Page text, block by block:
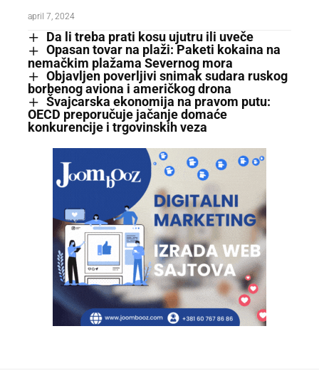
april 7, 2024
Da li treba prati kosu ujutru ili uveče
Opasan tovar na plaži: Paketi kokaina na
nemačkim plažama Severnog mora
Objavljen poverljivi snimak sudara ruskog
borbenog aviona i američkog drona
Švajcarska ekonomija na pravom putu:
OECD preporučuje jačanje domaće
konkurencije i trgovinskih veza